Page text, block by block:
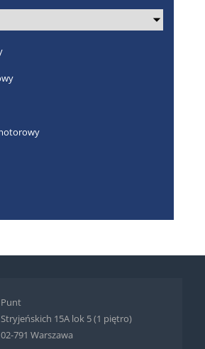
Punt
Stryjeńskich 15A lok 5 (1 piętro)
02-791 Warszawa